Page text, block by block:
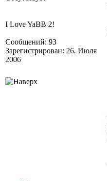
I Love YaBB 2!
Сообщений: 93
Зарегистрирован: 26. Июля
2006